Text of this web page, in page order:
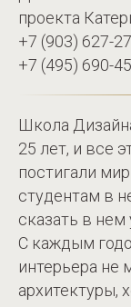
проекта
+7 (903) 627-
+7 (495) 690-
Школа
25 лет, и все
постигали
студентам в
сказать в
С каждым
интерьера не
архитектуры,